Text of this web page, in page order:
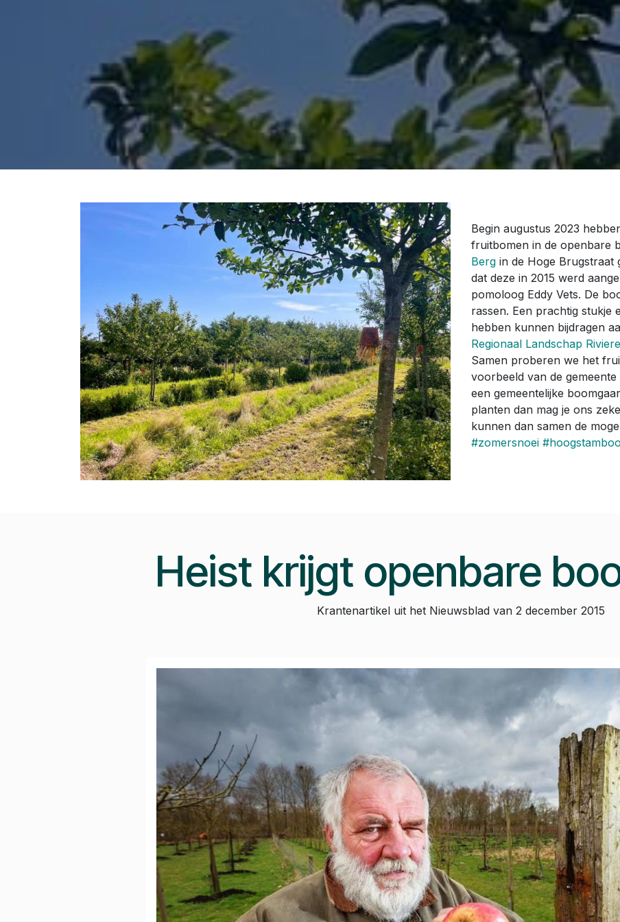
Begin augustus 2023
fruitbomen in de openbare
Berg in de Hoge Brugstraat
dat deze in 2015 werd
pomoloog Eddy Vets. De
rassen. Een prachtig stukje
hebben kunnen bijdragen
Regionaal Landschap
Samen proberen we het
voorbeeld van de
een gemeentelijke
planten dan mag je ons
kunnen dan samen de
#zomersnoei
Heist krijgt openbare
Krantenartikel uit het Nieuwsblad van 2 december 2015